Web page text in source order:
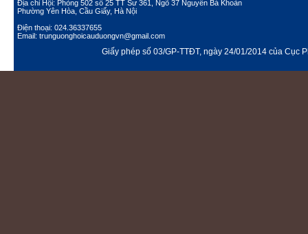
Địa chỉ Hội: Phòng 502 số 25 TT Sư 361, Ngõ 37 Nguyễn Bá Khoản
Phường Yên Hòa, Cầu Giấy, Hà Nội
Điện thoại: 024.36337655
Email: trunguonghoicauduongvn@gmail.com
Giấy phép số 03/GP-TTĐT, ngày 24/01/2014 của Cục